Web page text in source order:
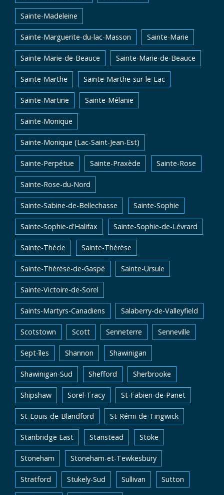
Sainte-Madeleine
Sainte-Marguerite-du-lac-Masson Sainte-Marie
Sainte-Marie-de-Beauce Sainte-Marie-de-Beauce
Sainte-Marthe Sainte-Marthe-sur-le-Lac
Sainte-Martine Sainte-Mélanie
Sainte-Monique
Sainte-Monique (Lac-Saint-Jean-Est)
Sainte-Perpétue Sainte-Praxède Sainte-Rose
Sainte-Rose-du-Nord
Sainte-Sabine-de-Bellechasse Sainte-Sophie
Sainte-Sophie-d'Halifax Sainte-Sophie-de-Lévrard
Sainte-Thècle Sainte-Thérèse
Sainte-Thérèse-de-Gaspé Sainte-Ursule
Sainte-Victoire-de-Sorel
Saints-Martyrs-Canadiens Salaberry-de-Valleyfield
Scotstown Scott Senneterre Senneville
Sept-îles Shannon Shawinigan
Shawinigan-Sud Shefford Sherbrooke
Shipshaw Sorel-Tracy St-Fabien-de-Panet
St-Louis-de-Blandford St-Rémi-de-Tingwick
Stanbridge East Stanstead Stoke
Stoneham Stoneham-et-Tewkesbury
Stratford Stukely-Sud Sullivan Sutton